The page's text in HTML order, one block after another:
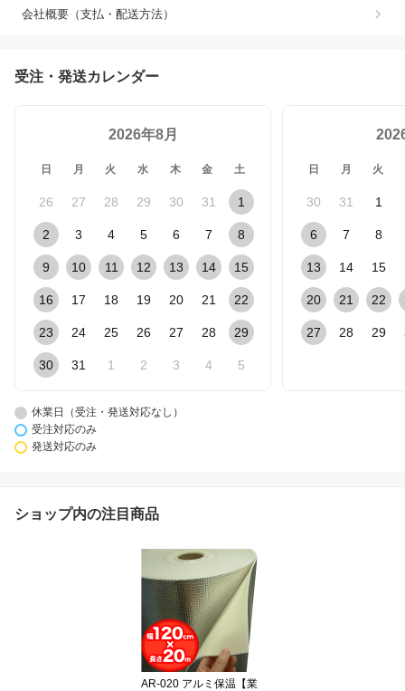
会社概要（支払・配送方法）
受注・発送カレンダー
2026年8月
日 月 火 水 木 金 土
26 27 28 29 30 31 1
2 3 4 5 6 7 8
9 10 11 12 13 14 15
16 17 18 19 20 21 22
23 24 25 26 27 28 29
30 31 1 2 3 4 5
日 月 火
30 31 1
6 7 8
13 14 15
20 21 22
27 28 29
休業日（受注・発送対応なし）
受注対応のみ
発送対応のみ
ショップ内の注目商品
AR-020 アルミ保温【業